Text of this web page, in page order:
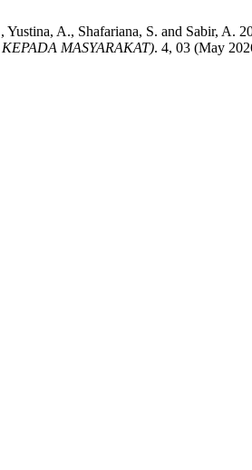
Yustina, A., Shafariana, S. and
MASYARAKAT). 4, 03 (May